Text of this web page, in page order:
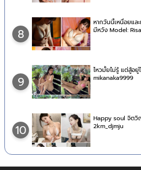
8
หากวันนี้เหนื่อยแล
มีหวัง Model:
9
ไหวมั้ยไม่รู้ แต่สู้อยู่
mikanaka9999
10
Happy soul จิต
2km_djmju